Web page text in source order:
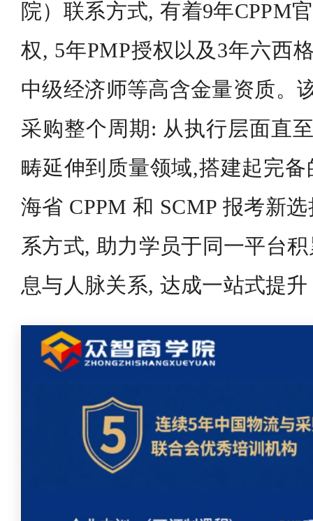
院）联系方式, 有着9年CPPM
权, 5年PMP授权以及3年六西
中级经济师等高含金量资质。
采购整个周期: 从执行层面直
畴延伸到质量领域,搭建起完
海省 CPPM 和 SCMP 报考新
系方式, 助力学员于同一平台
息与人脉关系, 达成一站式提